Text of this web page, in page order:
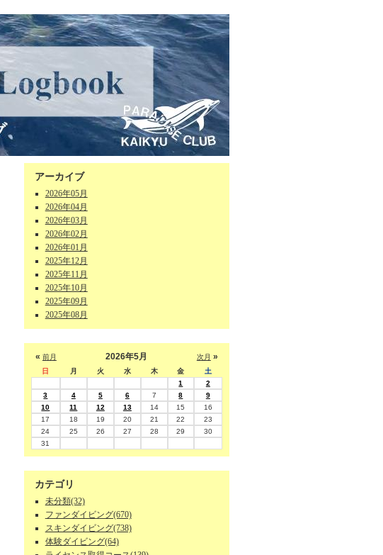
アーカイブ
2026年05月
2026年04月
2026年03月
2026年02月
2026年01月
2025年12月
2025年11月
2025年10月
2025年09月
2025年08月
« 前月 次月 »
2026年5月
日 月 火 水 木 金
土
1
2
3
4 5 6 7 8
9
10
11 12 13 14 15
16
17
18 19 20 21 22
23
24
25 26 27 28 29
30
31
カテゴリ
未分類(32)
ファンダイビング(670)
スキンダイビング(738)
体験ダイビング(64)